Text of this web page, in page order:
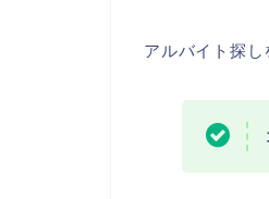
アルバイト探し